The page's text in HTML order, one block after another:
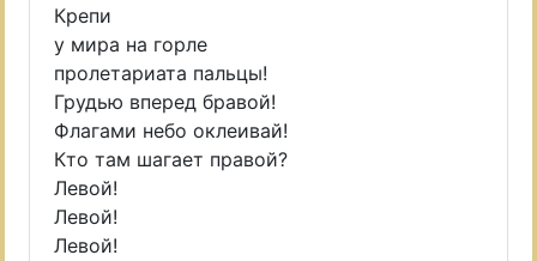
Крепи
у мира на горле
пролетариата пальцы!
Грудью вперед бравой!
Флагами небо оклеивай!
Кто там шагает правой?
Левой!
Левой!
Левой!